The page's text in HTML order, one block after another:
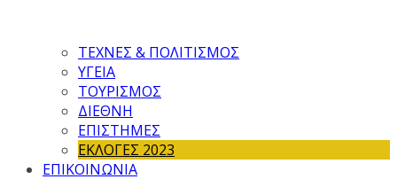
ΤΕΧΝΕΣ & ΠΟΛΙΤΙΣΜΟΣ
ΥΓΕΙΑ
ΤΟΥΡΙΣΜΟΣ
ΔΙΕΘΝΗ
ΕΠΙΣΤΗΜΕΣ
ΕΚΛΟΓΕΣ 2023
ΕΠΙΚΟΙΝΩΝΙΑ